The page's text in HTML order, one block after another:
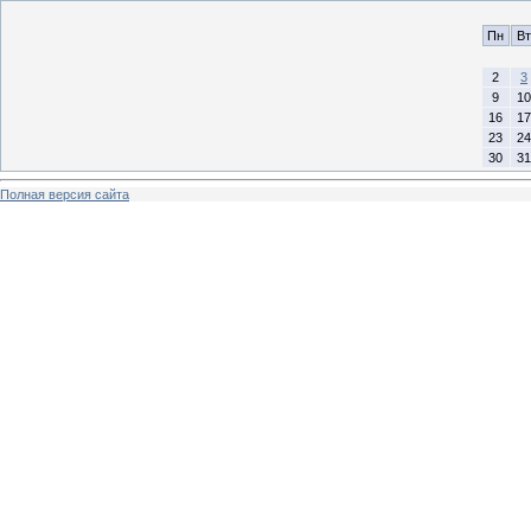
Пн Вт
2
3
9
10
16
17
23
24
30
31
Полная версия сайта